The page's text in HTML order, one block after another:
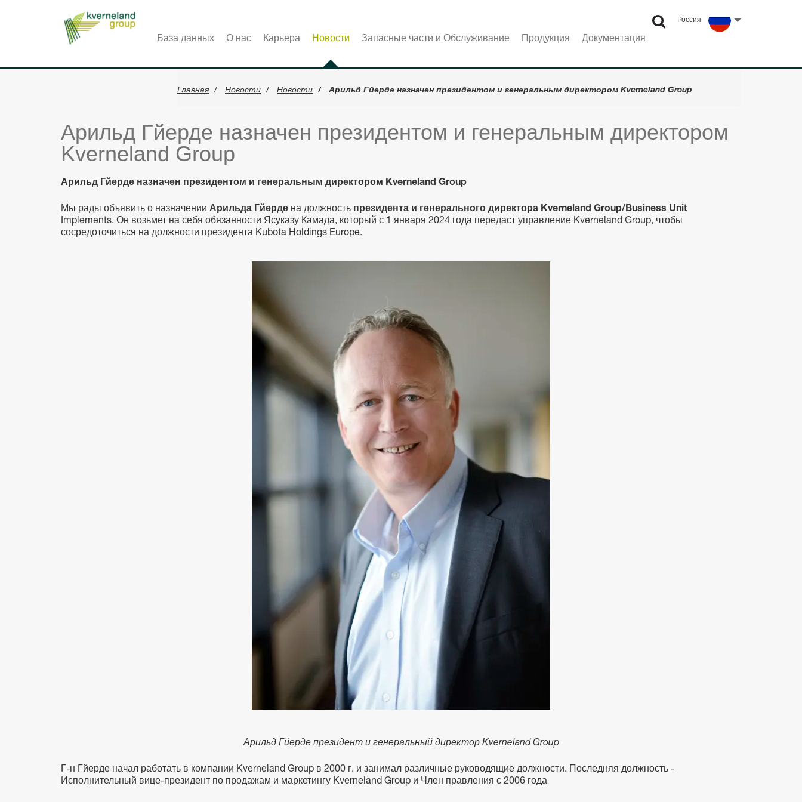
Россия
Select language
База данных О нас Карьера Новости Запасные части и Обслуживание Продукция Документация
Главная Новости Новости Арильд Гйерде назначен президентом и генеральным директором Kverneland Group
Арильд Гйерде назначен президентом и генеральным директором
Kverneland Group
Арильд Гйерде назначен президентом и генеральным директором Kverneland Group
Мы рады объявить о назначении Арильда Гйерде на должность президента и генерального директора Kverneland Group/Business Unit
Implements. Он возьмет на себя обязанности Ясуказу Камада, который с 1 января 2024 года передаст управление Kverneland Group, чтобы
сосредоточиться на должности президента Kubota Holdings Europe.
Арильд Гйерде президент и генеральный директор Kverneland Group
Г-н Гйерде начал работать в компании Kverneland Group в 2000 г. и занимал различные руководящие должности. Последняя должность -
Исполнительный вице-президент по продажам и маркетингу Kverneland Group и Член правления с 2006 года